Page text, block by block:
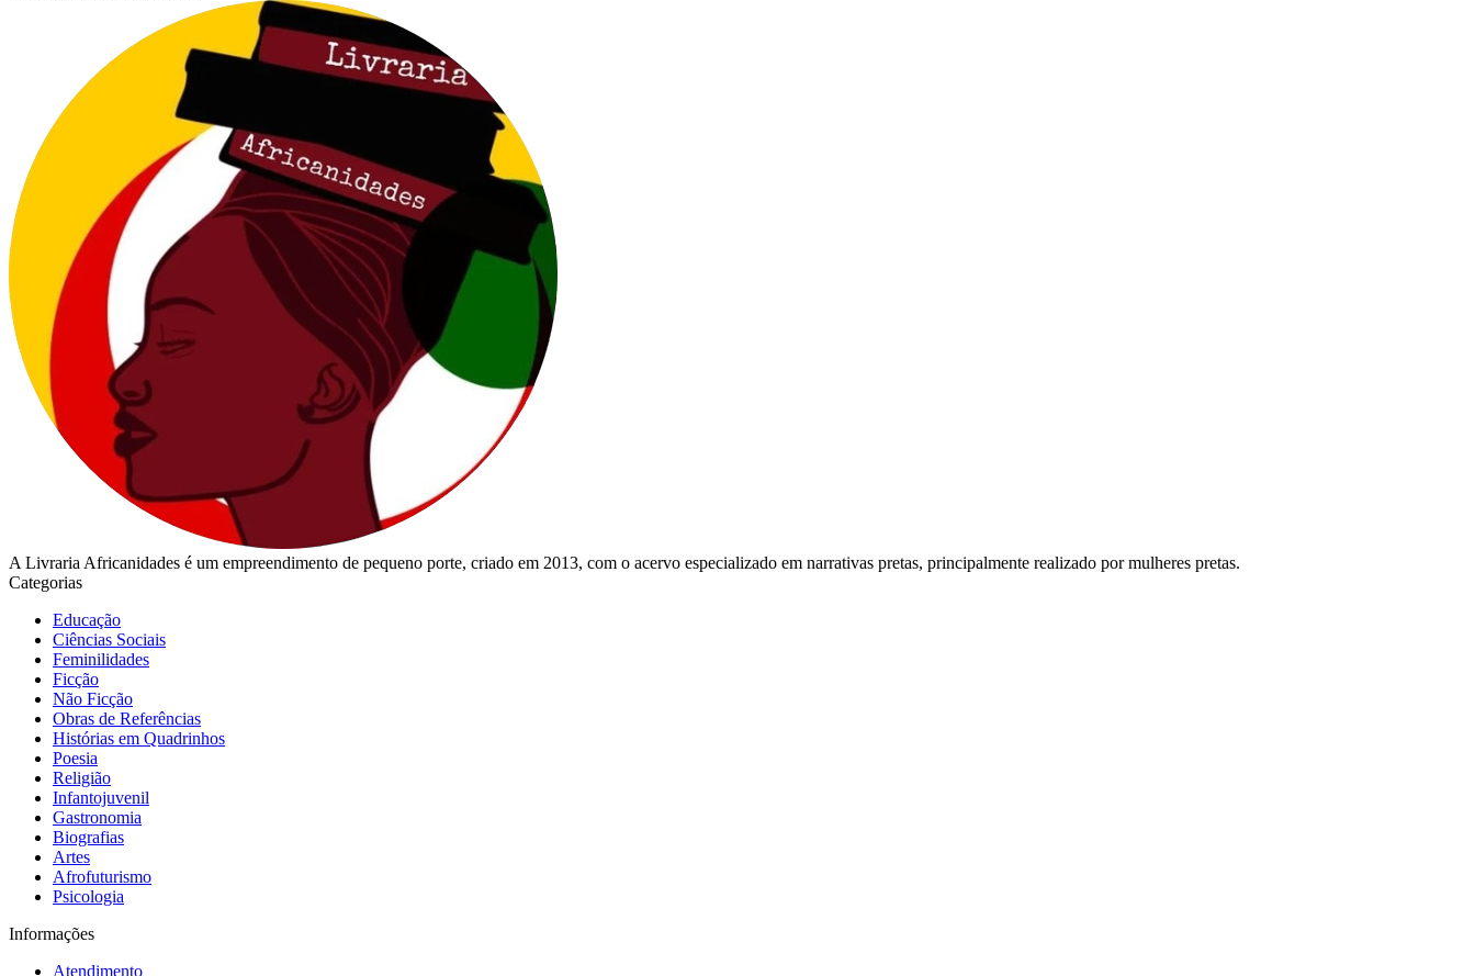
A Livraria Africanidades é um empreendimento de pequeno porte, criado em 2013, com o acervo especializado em narrativas pretas, principalmente realizado por mulheres pretas.
Categorias
Educação
Ciências Sociais
Feminilidades
Ficção
Não Ficção
Obras de Referências
Histórias em Quadrinhos
Poesia
Religião
Infantojuvenil
Gastronomia
Biografias
Artes
Afrofuturismo
Psicologia
Informações
Atendimento